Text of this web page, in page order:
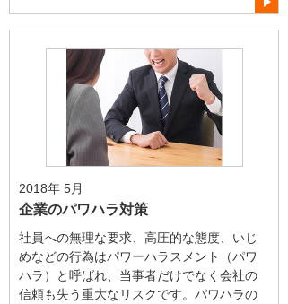
2018年 5月
企業のパワハラ対策
社員への無理な要求、高圧的な態度、いじ
めなどの行為はパワーハラスメント（パワ
ハラ）と呼ばれ、当事者だけでなく会社の
信頼も失う重大なリスクです。パワハラの